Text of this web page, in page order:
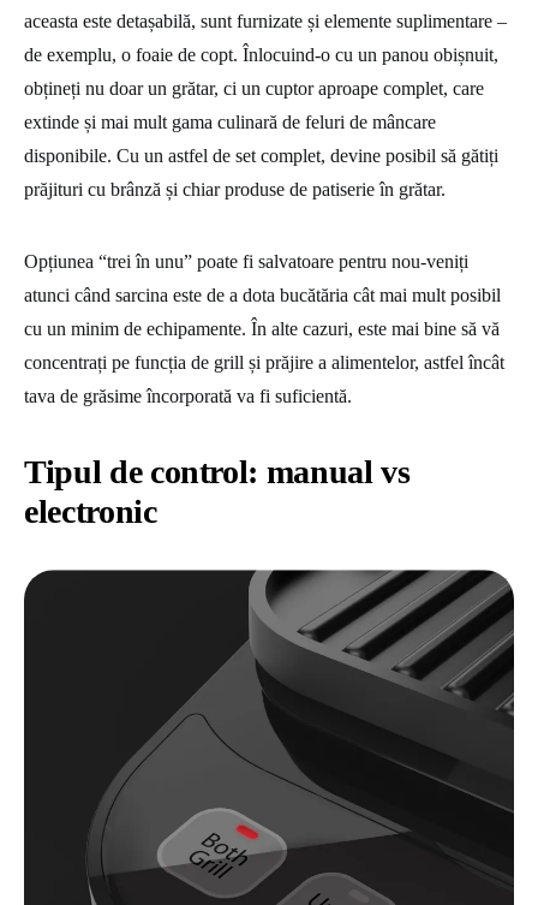
aceasta este detașabilă, sunt furnizate și elemente suplimentare –
de exemplu, o foaie de copt. Înlocuind-o cu un panou obișnuit,
obțineți nu doar un grătar, ci un cuptor aproape complet, care
extinde și mai mult gama culinară de feluri de mâncare
disponibile. Cu un astfel de set complet, devine posibil să gătiți
prăjituri cu brânză și chiar produse de patiserie în grătar.
Opțiunea “trei în unu” poate fi salvatoare pentru nou-veniți
atunci când sarcina este de a dota bucătăria cât mai mult posibil
cu un minim de echipamente. În alte cazuri, este mai bine să vă
concentrați pe funcția de grill și prăjire a alimentelor, astfel încât
tava de grăsime încorporată va fi suficientă.
Tipul de control: manual vs
electronic